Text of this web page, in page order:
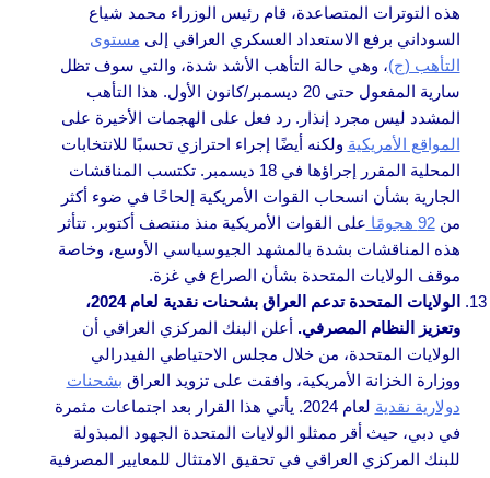
هذه التوترات المتصاعدة، قام رئيس الوزراء محمد شياع
السوداني برفع الاستعداد العسكري العراقي إلى مستوى
التأهب (ج)، وهي حالة التأهب الأشد شدة، والتي سوف تظل
سارية المفعول حتى 20 ديسمبر/كانون الأول. هذا التأهب
المشدد ليس مجرد إنذار. رد فعل على الهجمات الأخيرة على
المواقع الأمريكية ولكنه أيضًا إجراء احترازي تحسبًا للانتخابات
المحلية المقرر إجراؤها في 18 ديسمبر. تكتسب المناقشات
الجارية بشأن انسحاب القوات الأمريكية إلحاحًا في ضوء أكثر
من92 هجومًا
على القوات الأمريكية منذ منتصف أكتوبر. تتأثر
هذه المناقشات بشدة بالمشهد الجيوسياسي الأوسع، وخاصة
موقف الولايات المتحدة بشأن الصراع في غزة.
الولايات المتحدة تدعم العراق بشحنات نقدية لعام 2024،
وتعزيز النظام المصرفي. أعلن البنك المركزي العراقي أن
الولايات المتحدة، من خلال مجلس الاحتياطي الفيدرالي
ووزارة الخزانة الأمريكية، وافقت على تزويد العراق بشحنات
دولارية نقدية
لعام 2024. يأتي هذا القرار بعد اجتماعات مثمرة
في دبي، حيث أقر ممثلو الولايات المتحدة الجهود المبذولة
للبنك المركزي العراقي في تحقيق الامتثال للمعايير المصرفية